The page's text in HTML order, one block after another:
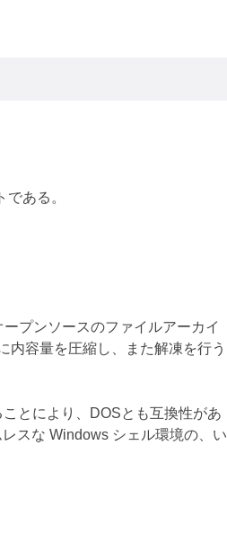
ある。
プンソースのファイルアーカイ
内容量を圧縮し、また解凍を行う
とにより、DOSとも互換性があ
スな Windows シェル環境の、い